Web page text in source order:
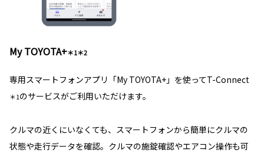
My TOYOTA+＊1＊2
専用スマートフォンアプリ「My TOYOTA+」を使ってT-Connect
＊1のサービスがご利用いただけます。
クルマの近くにいなくても、スマートフォンから簡単にクルマの
状態や走行データを確認。クルマの施錠確認やエアコン操作も可